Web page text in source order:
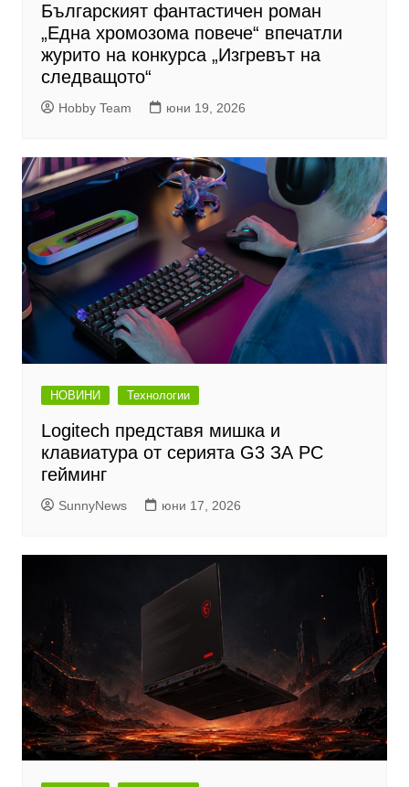
Българският фантастичен роман
„Една хромозома повече“ впечатли
журито на конкурса „Изгревът на
следващото“
Hobby Team юни 19, 2026
НОВИНИ Технологии
Logitech представя мишка и
клавиатура от серията G3 ЗА PC
гейминг
SunnyNews юни 17, 2026